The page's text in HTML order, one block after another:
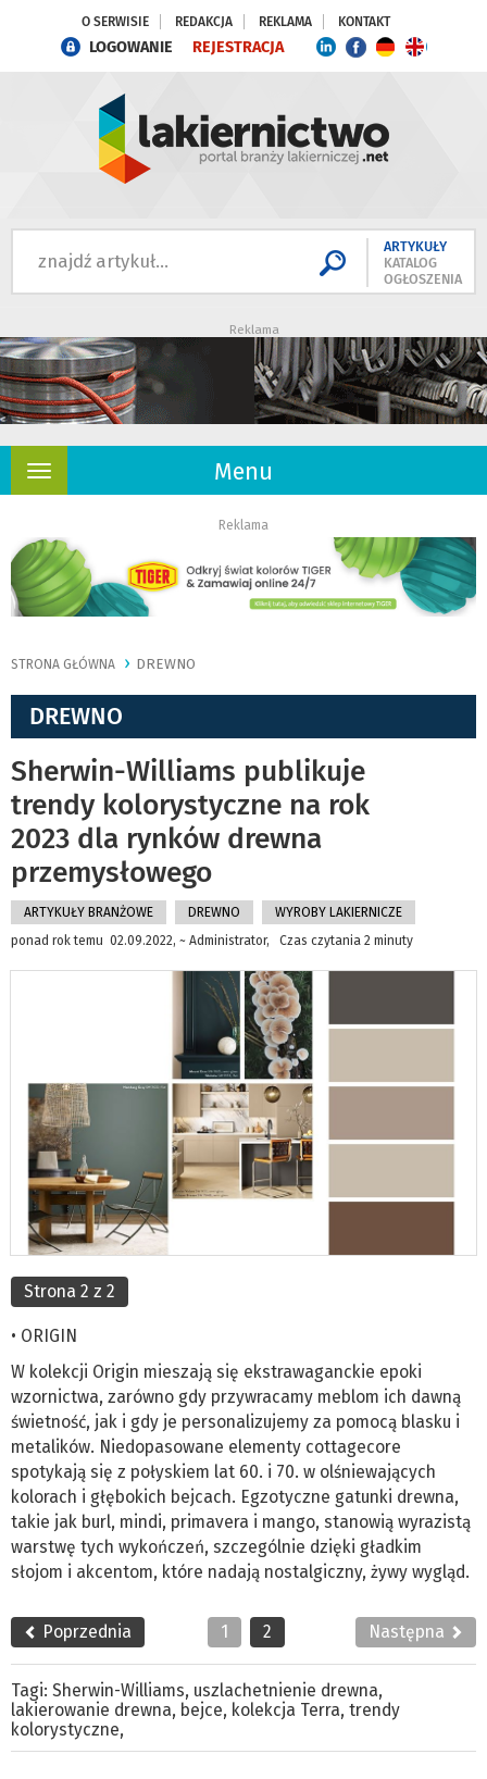
O SERWISIE REDAKCJA REKLAMA KONTAKT
LOGOWANIE REJESTRACJA
ARTYKUŁY
KATALOG
OGŁOSZENIA
Reklama
Menu
Rozwiń
Reklama
STRONA GŁÓWNA DREWNO
DREWNO
Sherwin-Williams publikuje
trendy kolorystyczne na rok
2023 dla rynków drewna
przemysłowego
ARTYKUŁY BRANŻOWE DREWNO
WYROBY LAKIERNICZE
ponad rok temu 02.09.2022, ~ Administrator, Czas czytania 2 minuty
Strona 2 z 2
• ORIGIN
W kolekcji Origin mieszają się ekstrawaganckie epoki
wzornictwa, zarówno gdy przywracamy meblom ich dawną
świetność, jak i gdy je personalizujemy za pomocą blasku i
metalików. Niedopasowane elementy cottagecore
spotykają się z połyskiem lat 60. i 70. w olśniewających
kolorach i głębokich bejcach. Egzotyczne gatunki drewna,
takie jak burl, mindi, primavera i mango, stanowią wyrazistą
warstwę tych wykończeń, szczególnie dzięki gładkim
słojom i akcentom, które nadają nostalgiczny, żywy wygląd.
Poprzednia 1 2 Następna
Tagi: Sherwin-Williams, uszlachetnienie drewna,
lakierowanie drewna, bejce, kolekcja Terra, trendy
kolorystyczne,